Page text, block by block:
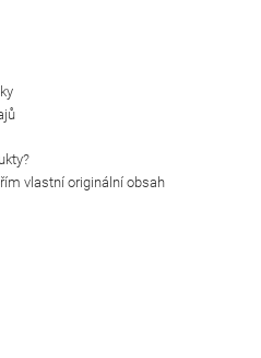
vlastní originální obsah